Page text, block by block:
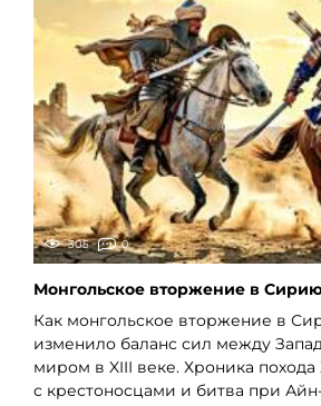
305 0
Монгольское вторжение в
Как монгольское вторжение в
изменило баланс сил между
миром в XIII веке. Хроника похода
с крестоносцами и битва при